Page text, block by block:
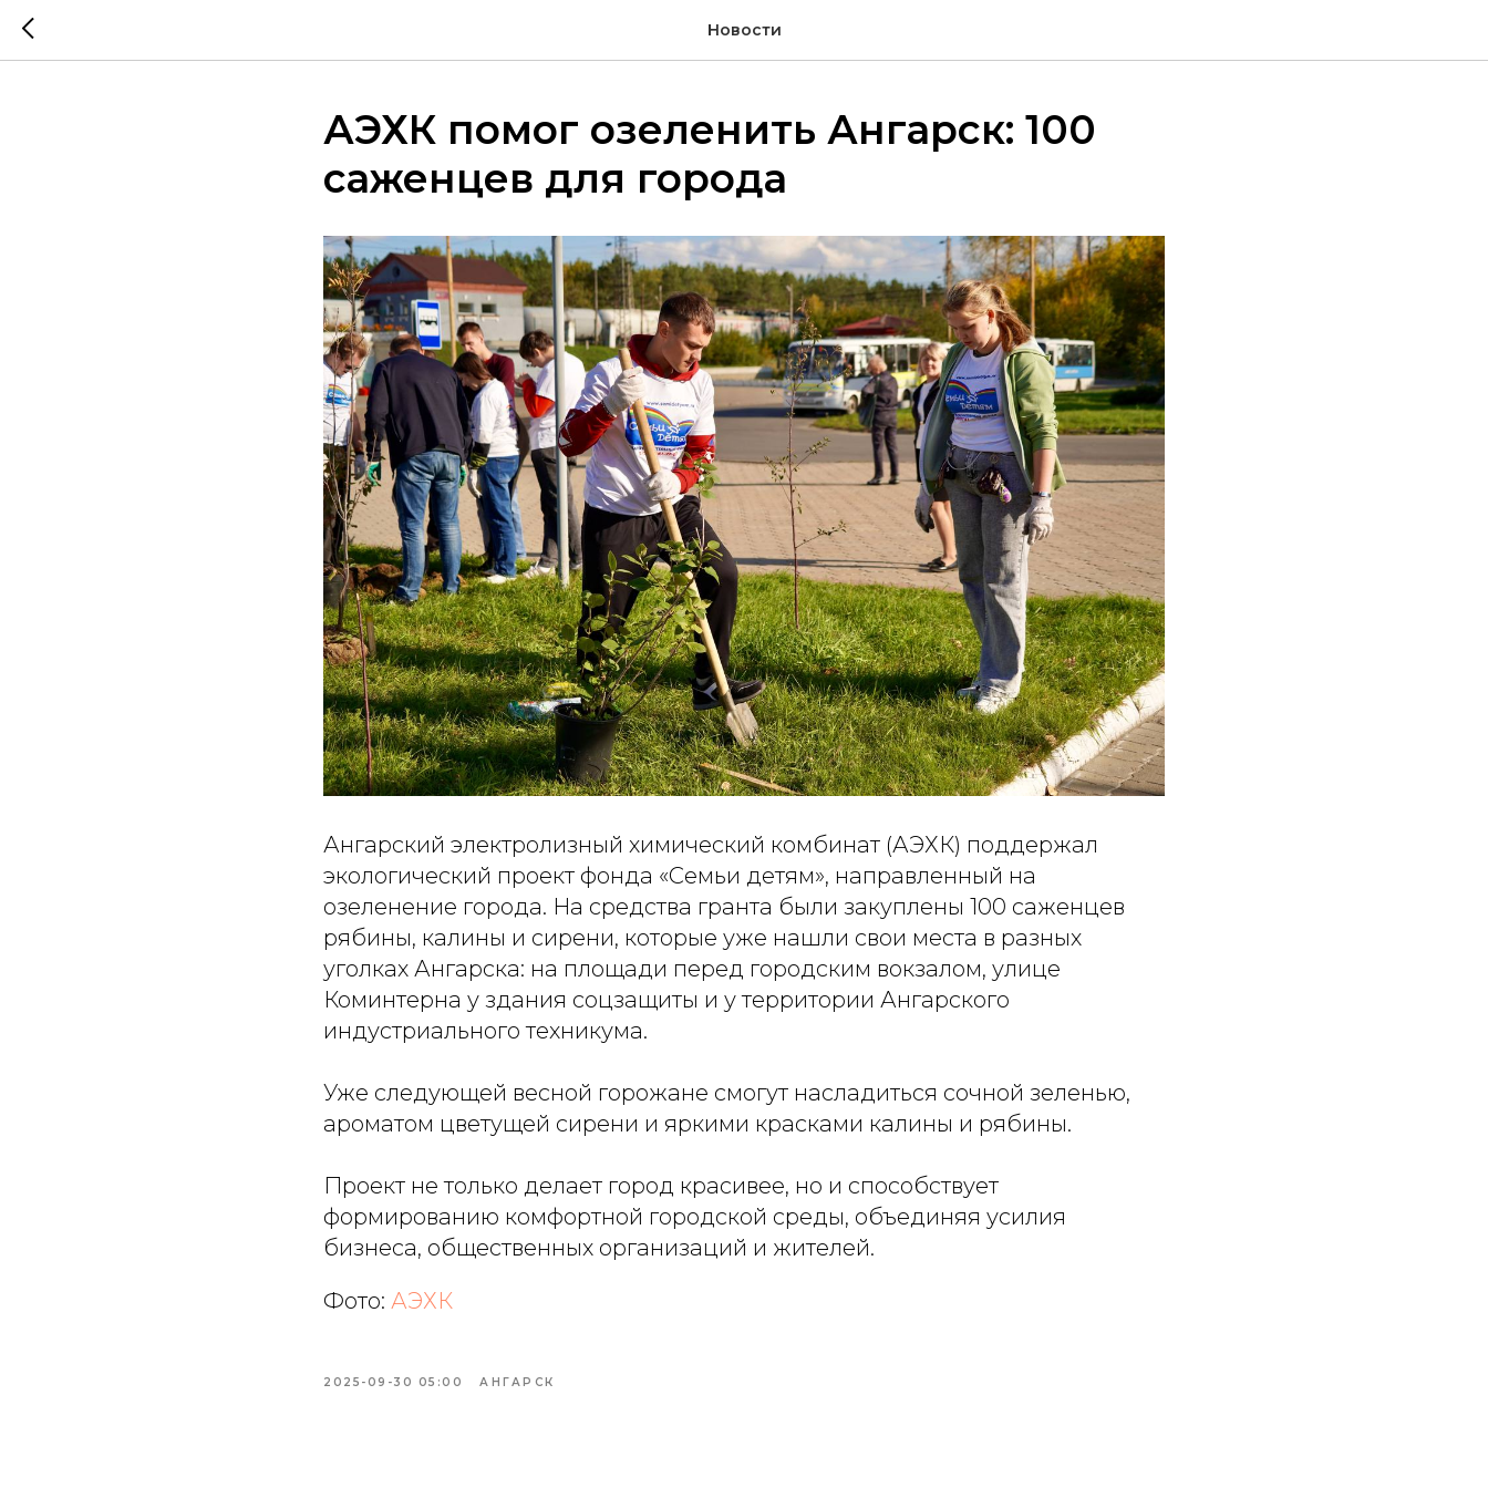
Новости
АЭХК помог озеленить Ангарск: 100
саженцев для города
Ангарский электролизный химический комбинат (АЭХК) поддержал
экологический проект фонда «Семьи детям», направленный на
озеленение города. На средства гранта были закуплены 100 саженцев
рябины, калины и сирени, которые уже нашли свои места в разных
уголках Ангарска: на площади перед городским вокзалом, улице
Коминтерна у здания соцзащиты и у территории Ангарского
индустриального техникума.
Уже следующей весной горожане смогут насладиться сочной зеленью,
ароматом цветущей сирени и яркими красками калины и рябины.
Проект не только делает город красивее, но и способствует
формированию комфортной городской среды, объединяя усилия
бизнеса, общественных организаций и жителей.
Фото: АЭХК
2025-09-30 05:00 АНГАРСК